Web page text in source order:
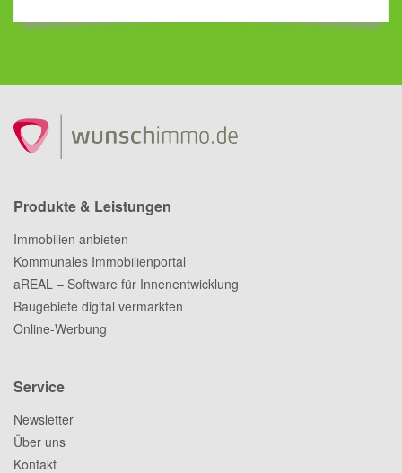
Produkte & Leistungen
Immobilien anbieten
Kommunales Immobilienportal
aREAL – Software für Innenentwicklung
Baugebiete digital vermarkten
Online-Werbung
Service
Newsletter
Über uns
Kontakt